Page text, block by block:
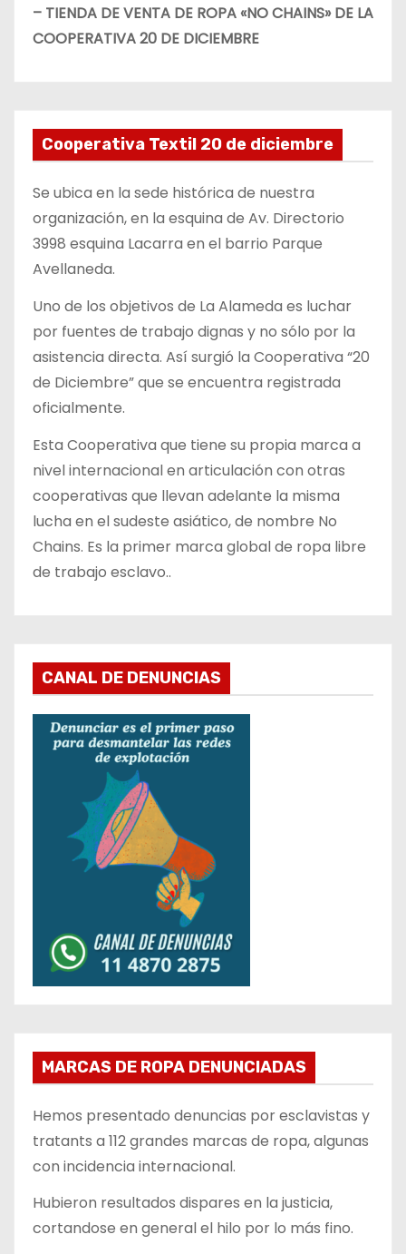
– TIENDA DE VENTA DE ROPA «NO CHAINS» DE LA
COOPERATIVA 20 DE DICIEMBRE
Cooperativa Textil 20 de diciembre
Se ubica en la sede histórica de nuestra
organización, en la esquina de Av. Directorio
3998 esquina Lacarra en el barrio Parque
Avellaneda.
Uno de los objetivos de La Alameda es luchar
por fuentes de trabajo dignas y no sólo por la
asistencia directa. Así surgió la Cooperativa “20
de Diciembre” que se encuentra registrada
oficialmente.
Esta Cooperativa que tiene su propia marca a
nivel internacional en articulación con otras
cooperativas que llevan adelante la misma
lucha en el sudeste asiático, de nombre No
Chains. Es la primer marca global de ropa libre
de trabajo esclavo..
CANAL DE DENUNCIAS
MARCAS DE ROPA DENUNCIADAS
Hemos presentado denuncias por esclavistas y
tratants a 112 grandes marcas de ropa, algunas
con incidencia internacional.
Hubieron resultados dispares en la justicia,
cortandose en general el hilo por lo más fino.